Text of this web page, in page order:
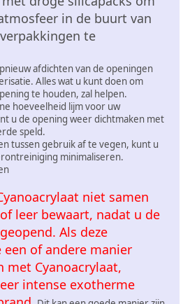
in de buurt van
te
afdichten van de openingen
Alles wat u kunt doen om
te houden, zal helpen.
hoeveelheid lijm voor uw
u de opening weer dichtmaken met
speld.
tussen gebruik af te vegen, kunt u
minimaliseren.
niet samen
leer bewaart, nadat u de
Als deze
of andere manier
met Cyanoacrylaat,
intense exotherme